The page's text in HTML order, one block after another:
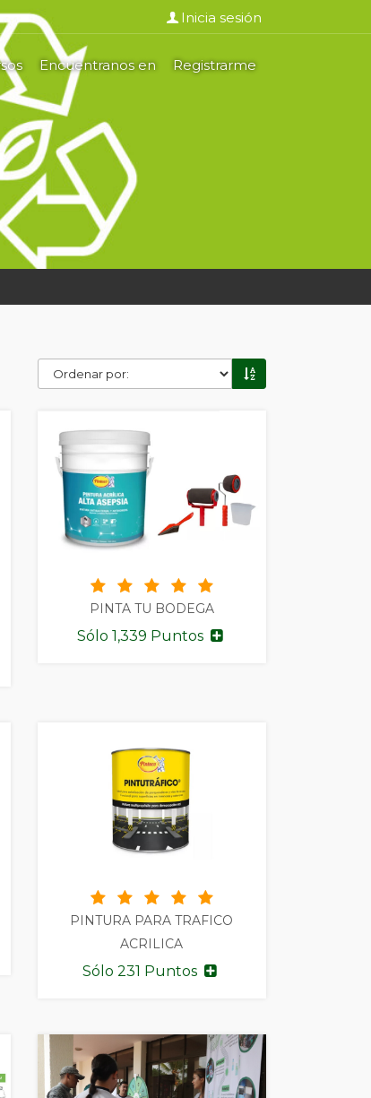
Inicia sesión
Encuentranos en Registrarme
PINTA TU BODEGA
Sólo 1,339 Puntos
PINTURA PARA TRAFICO
ACRILICA
Sólo 231 Puntos